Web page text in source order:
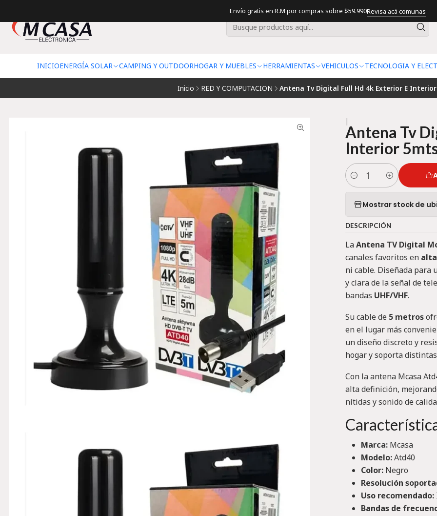
INICIOENERGÍA SOLAR CAMPING Y OUTDOORHOGAR Y MUEBLES HERRAMIENTAS VEHICULOS TECNOLOGIA Y
Envío gratis en R.M por compras sobre $59.990Revisa acá comunas
Inicio RED Y COMPUTACION Antena Tv Digital Full Hd 4k Exterior E
|
Antena Tv
Interior
Cantidad
Mostrar stock de
DESCRIPCIÓN
LaAntena TV Digital
canales favoritos en
ni cable. Diseñada para
y clara de la señal de
bandas UHF/VHF.
Su cable de 5 metros
en el lugar más
un diseño discreto y
hogar y soporta
Con la antena Mcasa
alta definición,
nítidas y sonido de
Marca: Mcasa
Modelo:Atd40
Color: Negro
Resolución
Uso recomendado:
Bandas de